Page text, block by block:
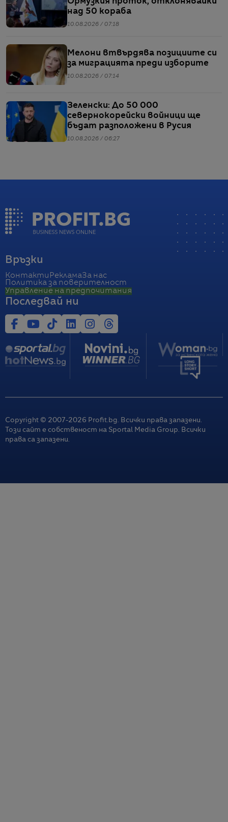
над 50 кораба
10.08.2026 / 07:18
Мелони втвърдява позициите си
за миграцията преди изборите
10.08.2026 / 07:14
Зеленски: До 50 000
севернокорейски войници ще
бъдат разположени в Русия
10.08.2026 / 06:27
Връзки
Контакти РекламаЗа нас
Политика за поверителност
Управление на предпочитания
Последвай ни
Copyright © 2007-2026 Profit.bg. Всички права запазени.
Този сайт е собственост на Sportal Media Group. Всички
права са запазени.